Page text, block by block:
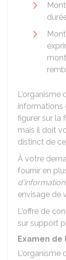
L'organisme
informations
figurer sur la
mais il doit
distinct de
À votre
fournir en
d'information
envisage de
L'offre de
sur support
Examen
L'organisme